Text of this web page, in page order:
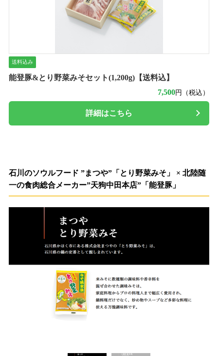
送料込み
能登豚&とり野菜みそセット(1,200g)【送料込】
7,500円（税込）
詳細はこちら
石川のソウルフード ”まつや”「とり野菜みそ」 × 北陸随
一の食肉総合メーカー”天狗中田本店”「能登豚」